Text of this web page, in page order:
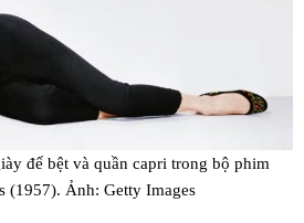
đế bệt và quần capri trong bộ phim
(1957). Ảnh: Getty Images